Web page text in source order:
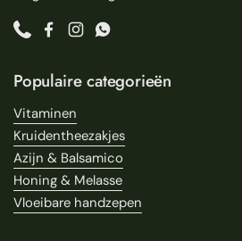
PhoneFacebook
InstagramWhatsApp
Populaire categorieën
Vitaminen
Kruidentheezakjes
Azijn & Balsamico
Honing & Melasse
Vloeibare handzepen